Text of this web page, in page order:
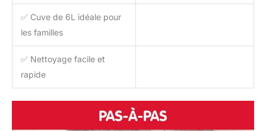
✅ Cuve de 6L idéale pour
les familles
✅ Nettoyage facile et
rapide